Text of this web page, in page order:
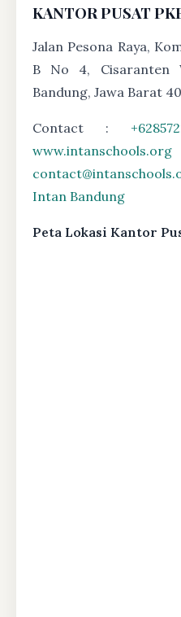
KANTOR PUSAT
Jalan Pesona Raya,
B No 4, Cisaranten
Bandung, Jawa Barat
Contact :
www.intanschools.org
Intan Bandung
Peta Lokasi Kantor